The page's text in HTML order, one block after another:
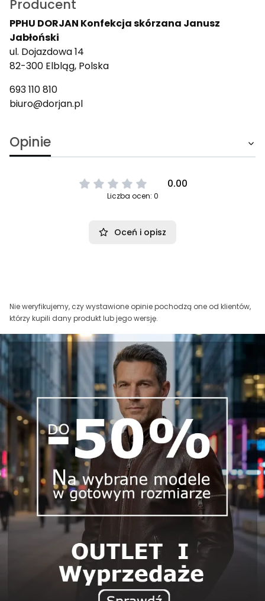
Producent
PPHU DORJAN Konfekcja skórzana Janusz
Jabłoński
ul. Dojazdowa 14
82-300 Elbląg, Polska
693 110 810
biuro@dorjan.pl
Opinie
0.00
Liczba ocen: 0
Oceń i opisz
Nie weryfikujemy, czy wystawione opinie pochodzą one od klientów,
którzy kupili dany produkt lub jego wersję.